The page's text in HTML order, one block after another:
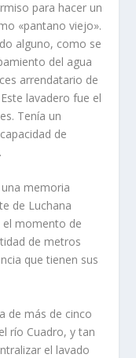
para hacer un
«pantano viejo».
alguno, como se
del agua
arrenda­tario de
lavadero fue el
Tení­a un
de
memoria
de Luchana
el momento de
de metros
que tienen sus
de más de cinco
rí­o Cuadro, y tan
el lavado